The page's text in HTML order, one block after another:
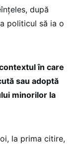
după
politicul să ia o
în care
sau adoptă
minorilor la
la prima citire,